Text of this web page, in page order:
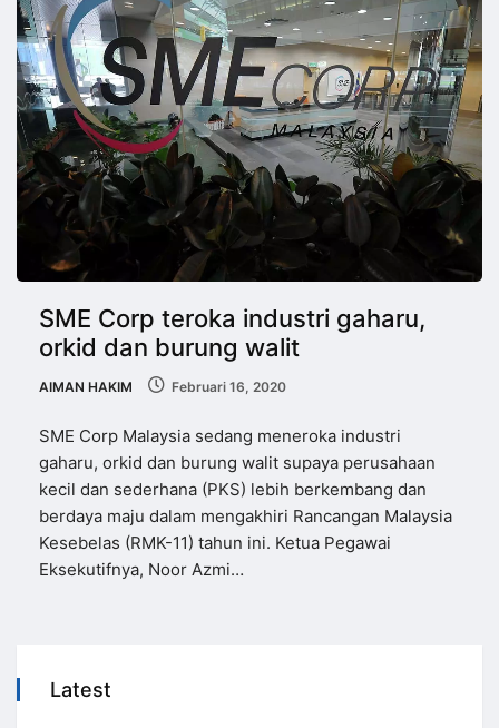
SME Corp teroka industri gaharu,
orkid dan burung walit
AIMAN HAKIM Februari 16, 2020
SME Corp Malaysia sedang meneroka industri
gaharu, orkid dan burung walit supaya perusahaan
kecil dan sederhana (PKS) lebih berkembang dan
berdaya maju dalam mengakhiri Rancangan Malaysia
Kesebelas (RMK-11) tahun ini. Ketua Pegawai
Eksekutifnya, Noor Azmi…
Latest